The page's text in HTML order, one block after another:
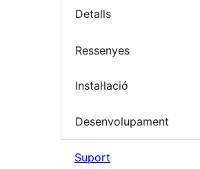
Detalls
Ressenyes
Instal·lació
Desenvolupament
Suport